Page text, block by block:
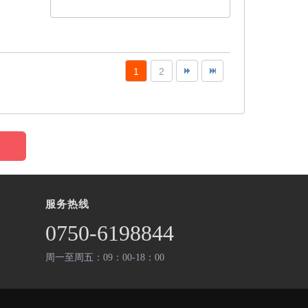
1 2
服务热线
0750-6198844
周一至周五：09：00-18：00